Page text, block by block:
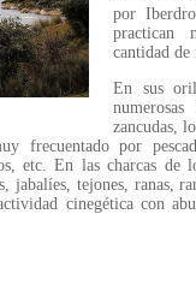
por
practican
cantidad de
En sus
zancudas,
frecuentado por
etc. En las charcas de
jabalíes, tejones, ranas,
cinegética con